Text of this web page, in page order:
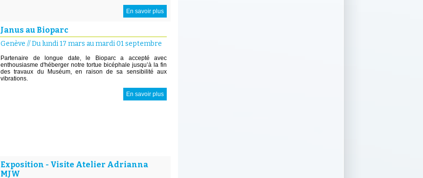
En savoir plus
Janus au Bioparc
Genève //Du lundi 17 mars au mardi 01 septembre
Partenaire de longue date, le Bioparc a accepté avec
enthousiasme d'héberger notre tortue bicéphale jusqu’à la fin
des travaux du Muséum, en raison de sa sensibilité aux
vibrations.
En savoir plus
Exposition - Visite Atelier Adrianna
MJW